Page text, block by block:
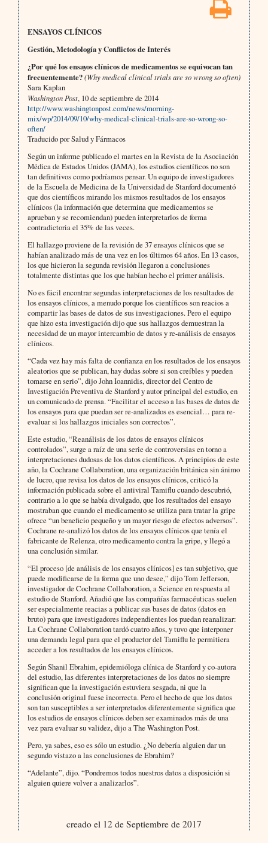
ENSAYOS CLÍNICOS
Gestión, Metodología y Conflictos de Interés
¿Por qué los ensayos clínicos de medicamentos se equivocan tan
frecuentemente?(Why medical clinical trials are so wrong so often)
Sara Kaplan
Washington Post, 10 de septiembre de 2014
http://www.washingtonpost.com/news/morning-
mix/wp/2014/09/10/why-medical-clinical-trials-are-so-wrong-so-
often/
Traducido por Salud y Fármacos
Según un informe publicado el martes en la Revista de la Asociación
Médica de Estados Unidos (JAMA), los estudios científicos no son
tan definitivos como podríamos pensar. Un equipo de investigadores
de la Escuela de Medicina de la Universidad de Stanford documentó
que dos científicos mirando los mismos resultados de los ensayos
clínicos (la información que determina que medicamentos se
aprueban y se recomiendan) pueden interpretarlos de forma
contradictoria el 35% de las veces.
El hallazgo proviene de la revisión de 37 ensayos clínicos que se
habían analizado más de una vez en los últimos 64 años. En 13 casos,
los que hicieron la segunda revisión llegaron a conclusiones
totalmente distintas que los que habían hecho el primer análisis.
No es fácil encontrar segundas interpretaciones de los resultados de
los ensayos clínicos, a menudo porque los científicos son reacios a
compartir las bases de datos de sus investigaciones. Pero el equipo
que hizo esta investigación dijo que sus hallazgos demuestran la
necesidad de un mayor intercambio de datos y re-análisis de ensayos
clínicos.
“Cada vez hay más falta de confianza en los resultados de los ensayos
aleatorios que se publican, hay dudas sobre si son creíbles y pueden
tomarse en serio”, dijo John Ioannidis, director del Centro de
Investigación Preventiva de Stanford y autor principal del estudio, en
un comunicado de prensa. “Facilitar el acceso a las bases de datos de
los ensayos para que puedan ser re-analizados es esencial… para re-
evaluar si los hallazgos iniciales son correctos”.
Este estudio, “Reanálisis de los datos de ensayos clínicos
controlados”, surge a raíz de una serie de controversias en torno a
interpretaciones dudosas de los datos científicos. A principios de este
año, la Cochrane Collaboration, una organización británica sin ánimo
de lucro, que revisa los datos de los ensayos clínicos, criticó la
información publicada sobre el antiviral Tamiflu cuando descubrió,
contrario a lo que se había divulgado, que los resultados del ensayo
mostraban que cuando el medicamento se utiliza para tratar la gripe
ofrece “un beneficio pequeño y un mayor riesgo de efectos adversos”.
Cochrane re-analizó los datos de los ensayos clínicos que tenía el
fabricante de Relenza, otro medicamento contra la gripe, y llegó a
una conclusión similar.
“El proceso [de análisis de los ensayos clínicos] es tan subjetivo, que
puede modificarse de la forma que uno desee,” dijo Tom Jefferson,
investigador de Cochrane Collaboration, a Science en respuesta al
estudio de Stanford. Añadió que las compañías farmacéuticas suelen
ser especialmente reacias a publicar sus bases de datos (datos en
bruto) para que investigadores independientes los puedan reanalizar:
La Cochrane Collaboration tardó cuatro años, y tuvo que interponer
una demanda legal para que el productor del Tamiflu le permitiera
acceder a los resultados de los ensayos clínicos.
Según Shanil Ebrahim, epidemióloga clínica de Stanford y co-autora
del estudio, las diferentes interpretaciones de los datos no siempre
significan que la investigación estuviera sesgada, ni que la
conclusión original fuese incorrecta. Pero el hecho de que los datos
son tan susceptibles a ser interpretados diferentemente significa que
los estudios de ensayos clínicos deben ser examinados más de una
vez para evaluar su validez, dijo a The Washington Post.
Pero, ya sabes, eso es sólo un estudio. ¿No debería alguien dar un
segundo vistazo a las conclusiones de Ebrahim?
“Adelante”, dijo. “Pondremos todos nuestros datos a disposición si
alguien quiere volver a analizarlos”.
creado el 12 de Septiembre de 2017